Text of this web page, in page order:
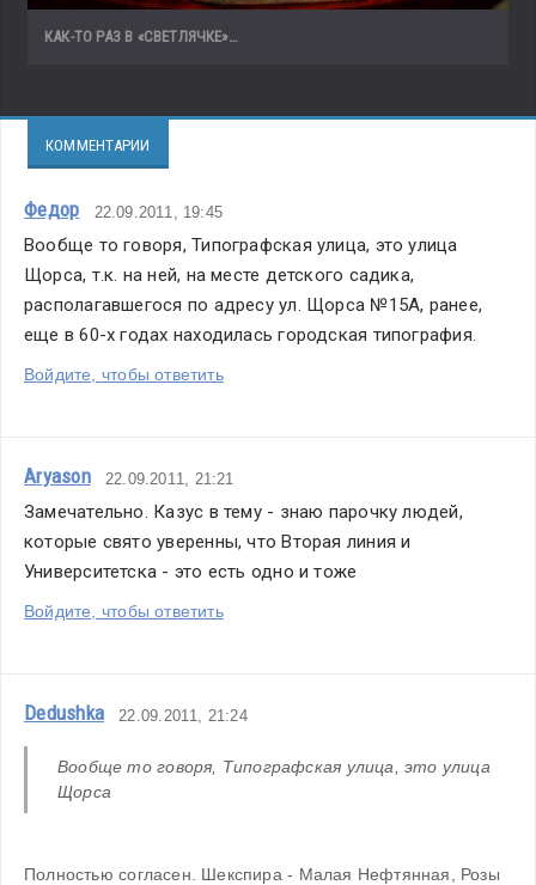
КАК-ТО РАЗ В «СВЕТЛЯЧКЕ»…
КОММЕНТАРИИ
Федор 22.09.2011, 19:45
Вообще то говоря, Типографская улица, это улица
Щорса, т.к. на ней, на месте детского садика,
располагавшегося по адресу ул. Щорса №15А, ранее,
еще в 60-х годах находилась городская типография.
Войдите, чтобы ответить
Aryason 22.09.2011, 21:21
Замечательно. Казус в тему - знаю парочку людей,
которые свято уверенны, что Вторая линия и
Университетска - это есть одно и тоже
Войдите, чтобы ответить
Dedushka 22.09.2011, 21:24
Вообще то говоря, Типографская улица, это улица
Щорса
Полностью согласен. Шекспира - Малая Нефтянная, Розы